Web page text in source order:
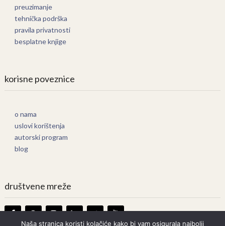
preuzimanje
tehnička podrška
pravila privatnosti
besplatne knjige
korisne poveznice
o nama
uslovi korištenja
autorski program
blog
društvene mreže
Naša stranica koristi kolačiće kako bi vam osigurala najbolji